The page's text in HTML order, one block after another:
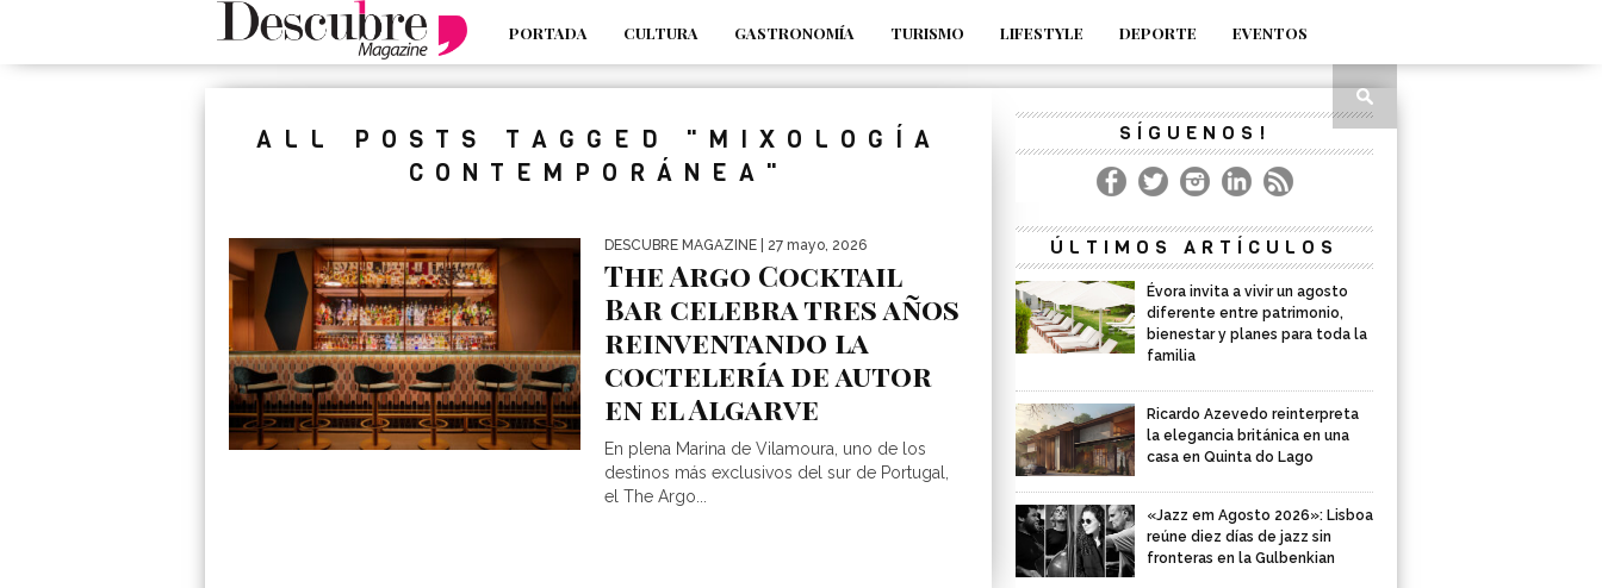
PORTADA CULTURA GASTRONOMÍA TURISMO LIFESTYLE DEPORTE
EVENTOS
google-site-verification=_UCdsju0_s7tEFgjpjNYWdThIX7oTMtHhdhYNQ_fdM4
ALL POSTS TAGGED "MIXOLOGÍA
CONTEMPORÁNEA"
DESCUBRE MAGAZINE | 27 mayo, 2026
The Argo Cocktail
Bar celebra tres años
reinventando la
coctelería de autor
en el Algarve
En plena Marina de Vilamoura, uno de los
destinos más exclusivos del sur de Portugal,
el The Argo...
SÍGUENOS!
ÚLTIMOS ARTÍCULOS
Évora invita a vivir un agosto
diferente entre patrimonio,
bienestar y planes para toda la
familia
Ricardo Azevedo reinterpreta
la elegancia británica en una
casa en Quinta do Lago
«Jazz em Agosto 2026»: Lisboa
reúne diez días de jazz sin
fronteras en la Gulbenkian